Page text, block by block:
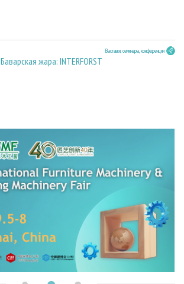
Выставки, семинары, конференции
Баварская жара: INTERFORST